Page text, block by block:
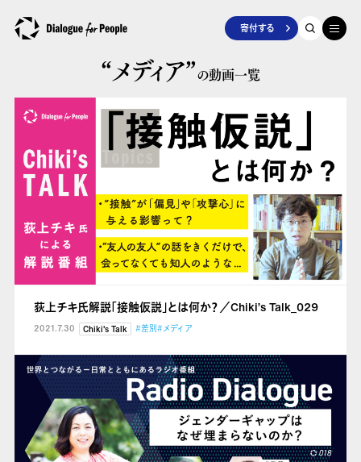
寄付する
“メディア”の動画一覧
荻上チキ氏解説「接触仮説」とは何か？／Chiki’s Talk_029
2021.7.30 Chiki's Talk #差別#メディア